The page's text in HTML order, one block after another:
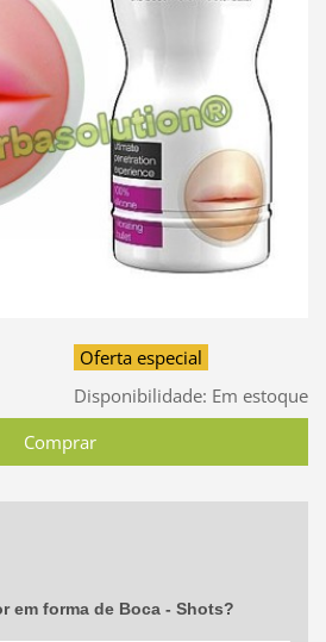
Oferta especial
Disponibilidade: Em estoque
em forma de Boca - Shots?